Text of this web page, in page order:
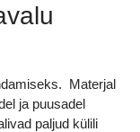
Materjal
ja puusadel
paljud külili